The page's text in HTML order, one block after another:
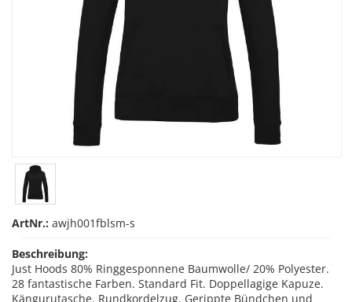
ArtNr.: awjh001fblsm-s
Beschreibung:
Just Hoods 80% Ringgesponnene Baumwolle/ 20% Polyester.
28 fantastische Farben. Standard Fit. Doppellagige Kapuze.
Kängurutasche. Rundkordelzug. Gerippte Bündchen und